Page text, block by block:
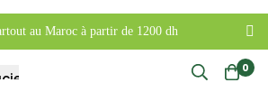
au Maroc à partir de 1200 dh
0